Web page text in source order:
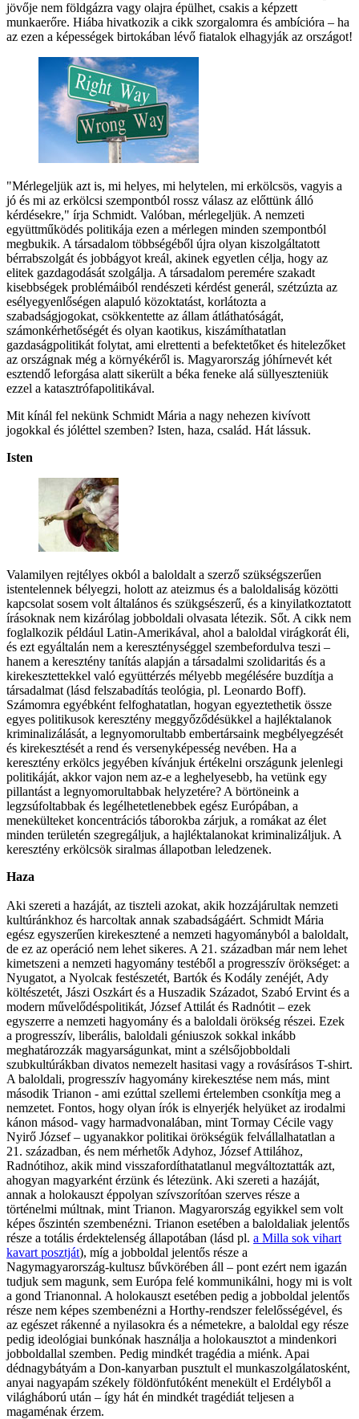
jövője nem földgázra vagy olajra épülhet, csakis a képzett
munkaerőre. Hiába hivatkozik a cikk szorgalomra és ambícióra – ha
az ezen a képességek birtokában lévő fiatalok elhagyják az országot!
"Mérlegeljük azt is, mi helyes, mi helytelen, mi erkölcsös, vagyis a
jó és mi az erkölcsi szempontból rossz válasz az előttünk álló
kérdésekre," írja Schmidt. Valóban, mérlegeljük. A nemzeti
együttműködés politikája ezen a mérlegen minden szempontból
megbukik. A társadalom többségéből újra olyan kiszolgáltatott
bérrabszolgát és jobbágyot kreál, akinek egyetlen célja, hogy az
elitek gazdagodását szolgálja. A társadalom peremére szakadt
kisebbségek problémáiból rendészeti kérdést generál, szétzúzta az
esélyegyenlőségen alapuló közoktatást, korlátozta a
szabadságjogokat, csökkentette az állam átláthatóságát,
számonkérhetőségét és olyan kaotikus, kiszámíthatatlan
gazdaságpolitikát folytat, ami elrettenti a befektetőket és hitelezőket
az országnak még a környékéről is. Magyarország jóhírnevét két
esztendő leforgása alatt sikerült a béka feneke alá süllyeszteniük
ezzel a katasztrófapolitikával.
Mit kínál fel nekünk Schmidt Mária a nagy nehezen kivívott
jogokkal és jóléttel szemben? Isten, haza, család. Hát lássuk.
Isten
Valamilyen rejtélyes okból a baloldalt a szerző szükségszerűen
istentelennek bélyegzi, holott az ateizmus és a baloldaliság közötti
kapcsolat sosem volt általános és szükgsészerű, és a kinyilatkoztatott
írásoknak nem kizárólag jobboldali olvasata létezik. Sőt. A cikk nem
foglalkozik például Latin-Amerikával, ahol a baloldal virágkorát éli,
és ezt egyáltalán nem a kereszténységgel szembefordulva teszi –
hanem a keresztény tanítás alapján a társadalmi szolidaritás és a
kirekesztettekkel való együttérzés mélyebb megélésére buzdítja a
társadalmat (lásd felszabadítás teológia, pl. Leonardo Boff).
Számomra egyébként felfoghatatlan, hogyan egyeztethetik össze
egyes politikusok keresztény meggyőződésükkel a hajléktalanok
kriminalizálását, a legnyomorultabb embertársaink megbélyegzését
és kirekesztését a rend és versenyképesség nevében. Ha a
keresztény erkölcs jegyében kívánjuk értékelni országunk jelenlegi
politikáját, akkor vajon nem az-e a leghelyesebb, ha vetünk egy
pillantást a legnyomorultabbak helyzetére? A börtöneink a
legzsúfoltabbak és legélhetetlenebbek egész Európában, a
menekülteket koncentrációs táborokba zárjuk, a romákat az élet
minden területén szegregáljuk, a hajléktalanokat kriminalizáljuk. A
keresztény erkölcsök siralmas állapotban leledzenek.
Haza
Aki szereti a hazáját, az tiszteli azokat, akik hozzájárultak nemzeti
kultúránkhoz és harcoltak annak szabadságáért. Schmidt Mária
egész egyszerűen kirekesztené a nemzeti hagyományból a baloldalt,
de ez az operáció nem lehet sikeres. A 21. században már nem lehet
kimetszeni a nemzeti hagyomány testéből a progresszív örökséget: a
Nyugatot, a Nyolcak festészetét, Bartók és Kodály zenéjét, Ady
költészetét, Jászi Oszkárt és a Huszadik Századot, Szabó Ervint és a
modern művelődéspolitikát, József Attilát és Radnótit – ezek
egyszerre a nemzeti hagyomány és a baloldali örökség részei. Ezek
a progresszív, liberális, baloldali géniuszok sokkal inkább
meghatározzák magyarságunkat, mint a szélsőjobboldali
szubkultúrákban divatos nemezelt hasitasi vagy a rovásírásos T-shirt.
A baloldali, progresszív hagyomány kirekesztése nem más, mint
második Trianon - ami ezúttal szellemi értelemben csonkítja meg a
nemzetet. Fontos, hogy olyan írók is elnyerjék helyüket az irodalmi
kánon másod- vagy harmadvonalában, mint Tormay Cécile vagy
Nyirő József – ugyanakkor politikai örökségük felvállalhatatlan a
21. században, és nem mérhetők Adyhoz, József Attilához,
Radnótihoz, akik mind visszafordíthatatlanul megváltoztatták azt,
ahogyan magyarként érzünk és létezünk. Aki szereti a hazáját,
annak a holokauszt éppolyan szívszorítóan szerves része a
történelmi múltnak, mint Trianon. Magyarország egyikkel sem volt
képes őszintén szembenézni. Trianon esetében a baloldaliak jelentős
része a totális érdektelenség állapotában (lásd pl. a Milla sok vihart
kavart posztját), míg a jobboldal jelentős része a
Nagymagyarország-kultusz bűvkörében áll – pont ezért nem igazán
tudjuk sem magunk, sem Európa felé kommunikálni, hogy mi is volt
a gond Trianonnal. A holokauszt esetében pedig a jobboldal jelentős
része nem képes szembenézni a Horthy-rendszer felelősségével, és
az egészet rákenné a nyilasokra és a németekre, a baloldal egy része
pedig ideológiai bunkónak használja a holokausztot a mindenkori
jobboldallal szemben. Pedig mindkét tragédia a miénk. Apai
dédnagybátyám a Don-kanyarban pusztult el munkaszolgálatosként,
anyai nagyapám székely földönfutóként menekült el Erdélyből a
világháború után – így hát én mindkét tragédiát teljesen a
magaménak érzem.